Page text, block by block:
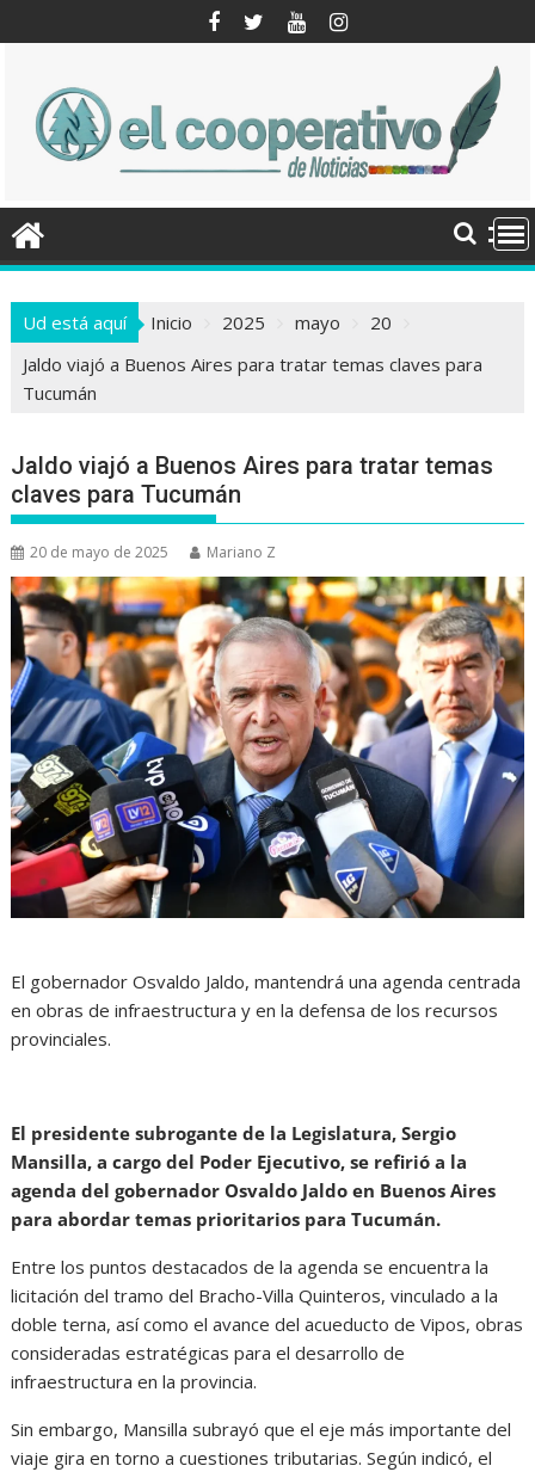
al
Ud está aquí Inicio 2025 mayo
20
Jaldo viajó a Buenos Aires para tratar temas claves para
Tucumán
Jaldo viajó a Buenos Aires para tratar temas
claves para Tucumán
20 de mayo de 2025 Mariano Z
El gobernador Osvaldo Jaldo, mantendrá una agenda centrada
en obras de infraestructura y en la defensa de los recursos
provinciales.
El presidente subrogante de la Legislatura, Sergio
Mansilla, a cargo del Poder Ejecutivo, se refirió a la
agenda del gobernador Osvaldo Jaldo en Buenos Aires
para abordar temas prioritarios para Tucumán.
Entre los puntos destacados de la agenda se encuentra la
licitación del tramo del Bracho-Villa Quinteros, vinculado a la
doble terna, así como el avance del acueducto de Vipos, obras
consideradas estratégicas para el desarrollo de
infraestructura en la provincia.
Sin embargo, Mansilla subrayó que el eje más importante del
viaje gira en torno a cuestiones tributarias. Según indicó, el